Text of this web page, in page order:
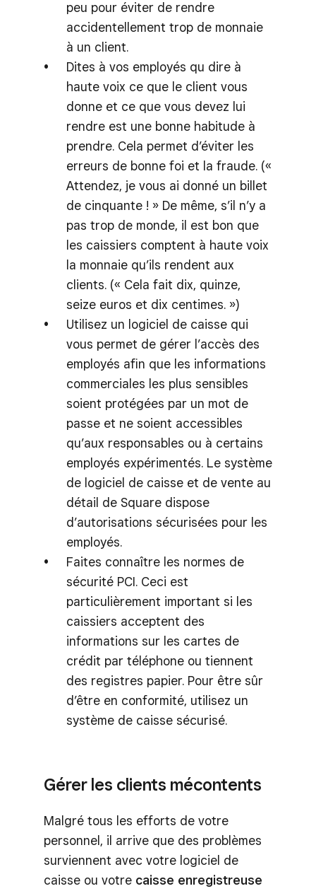
peu pour éviter de rendre
accidentellement trop de monnaie
à un client.
Dites à vos employés qu dire à
haute voix ce que le client vous
donne et ce que vous devez lui
rendre est une bonne habitude à
prendre. Cela permet d’éviter les
erreurs de bonne foi et la fraude. («
Attendez, je vous ai donné un billet
de cinquante ! » De même, s’il n’y a
pas trop de monde, il est bon que
les caissiers comptent à haute voix
la monnaie qu’ils rendent aux
clients. (« Cela fait dix, quinze,
seize euros et dix centimes. »)
Utilisez un logiciel de caisse qui
vous permet de gérer l’accès des
employés afin que les informations
commerciales les plus sensibles
soient protégées par un mot de
passe et ne soient accessibles
qu’aux responsables ou à certains
employés expérimentés. Le système
de logiciel de caisse et de vente au
détail de Square dispose
d’autorisations sécurisées pour les
employés.
Faites connaître les normes de
sécurité PCI. Ceci est
particulièrement important si les
caissiers acceptent des
informations sur les cartes de
crédit par téléphone ou tiennent
des registres papier. Pour être sûr
d’être en conformité, utilisez un
système de caisse sécurisé.
Gérer les clients mécontents
Malgré tous les efforts de votre
personnel, il arrive que des problèmes
surviennent avec votre logiciel de
caisse ou votre caisse enregistreuse